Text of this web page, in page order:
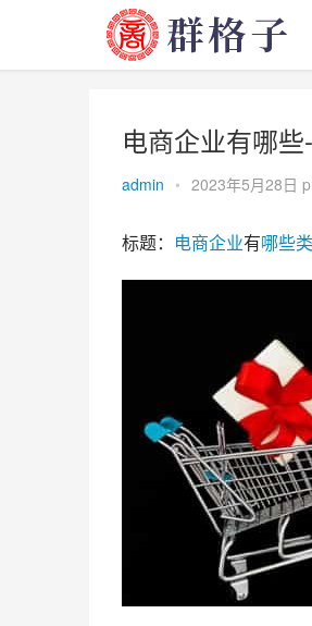
电商企业有哪
admin • 2023年5月28日
标题： 电商企业有哪些